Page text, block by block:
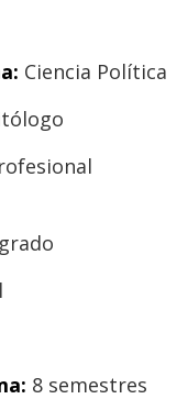
Ciencia Política
8 semestres